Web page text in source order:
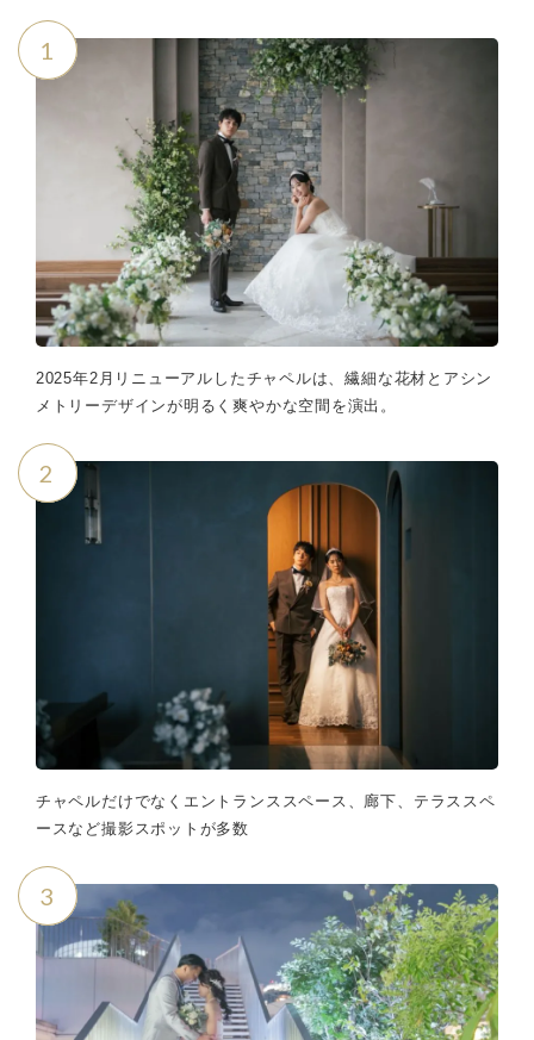
1
2025年2月リニューアルしたチャペルは、繊細な花材とアシン
メトリーデザインが明るく爽やかな空間を演出。
2
チャペルだけでなくエントランススペース、廊下、テラススペ
ースなど撮影スポットが多数
3